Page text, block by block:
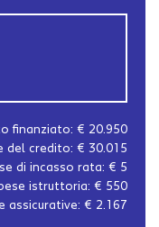
finanziato: € 20.950
del credito: € 30.015
di incasso rata: € 5
istruttoria: € 550
assicurative: € 2.167